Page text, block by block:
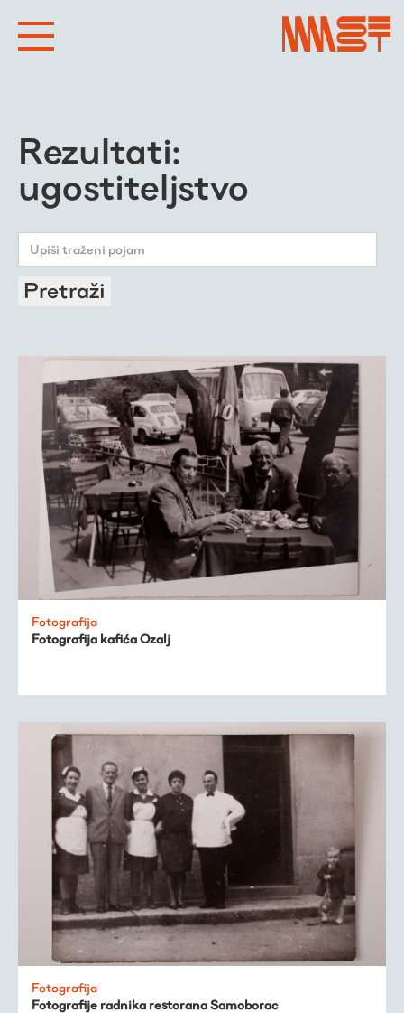
Rezultati:
ugostiteljstvo
Pretraži
Fotografija
Fotografija kafića Ozalj
Fotografija
Fotografije radnika restorana Samoborac